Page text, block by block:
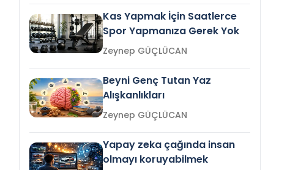
Kas Yapmak İçin Saatlerce
Spor Yapmanıza Gerek Yok
Zeynep GÜÇLÜCAN
Beyni Genç Tutan Yaz
Alışkanlıkları
Zeynep GÜÇLÜCAN
Yapay zeka çağında insan
olmayı koruyabilmek